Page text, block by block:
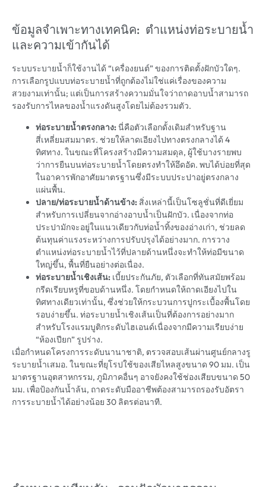
ข้อมูลจำเพาะทางเทคนิค: ตำแหน่งท่อระบายน้ำ
และความเข้ากันได้
ระบบระบายน้ำก็ใช้งานได้ “เครื่องยนต์” ของการติดตั้งฝักบัวใดๆ.
การเลือกรูปแบบท่อระบายน้ำที่ถูกต้องไม่ใช่แค่เรื่องของความ
สวยงามเท่านั้น; แต่เป็นการสร้างความมั่นใจว่าถาดอาบน้ำสามารถ
รองรับการไหลของน้ำแรงดันสูงโดยไม่ต้องรวมตัว.
ท่อระบายน้ำตรงกลาง:นี่คือตัวเลือกดั้งเดิมสำหรับฐาน
สี่เหลี่ยมสมมาตร. ช่วยให้ลาดเอียงไปทางตรงกลางได้ 4
ทิศทาง. ในขณะที่โครงสร้างมีความสมดุล, ผู้ใช้บางรายพบ
ว่าการยืนบนท่อระบายน้ำโดยตรงทำให้อึดอัด. พบได้บ่อยที่สุด
ในอาคารพักอาศัยมาตรฐานซึ่งมีระบบประปาอยู่ตรงกลาง
แผ่นพื้น.
ปลาย/ท่อระบายน้ำด้านข้าง: สิ่งเหล่านี้เป็นโซลูชั่นที่ดีเยี่ยม
สำหรับการเปลี่ยนจากอ่างอาบน้ำเป็นฝักบัว. เนื่องจากท่อ
ประปามักจะอยู่ในแนวเดียวกับท่อน้ำทิ้งของอ่างเก่า, ช่วยลด
ต้นทุนค่าแรงระหว่างการปรับปรุงได้อย่างมาก. การวาง
ตำแหน่งท่อระบายน้ำไว้ที่ปลายด้านหนึ่งจะทำให้ท่อมีขนาด
ใหญ่ขึ้น, พื้นที่ยืนอย่างต่อเนื่อง.
ท่อระบายน้ำเชิงเส้น: เบี้ยประกันภัย, ตัวเลือกที่ทันสมัยพร้อม
กรีดเรียบหรูที่ขอบด้านหนึ่ง. โดยกำหนดให้ถาดเอียงไปใน
ทิศทางเดียวเท่านั้น, ซึ่งช่วยให้กระบวนการปูกระเบื้องพื้นโดย
รอบง่ายขึ้น. ท่อระบายน้ำเชิงเส้นเป็นที่ต้องการอย่างมาก
สำหรับโรงแรมบูติกระดับไฮเอนด์เนื่องจากมีความเรียบง่าย
“ห้องเปียก” รูปร่าง.
เมื่อกำหนดโครงการระดับนานาชาติ, ตรวจสอบเส้นผ่านศูนย์กลางรู
ระบายน้ำเสมอ. ในขณะที่ยุโรปใช้ของเสียไหลสูงขนาด 90 มม. เป็น
มาตรฐานอุตสาหกรรม, ภูมิภาคอื่นๆ อาจยังคงใช้ช่องเสียบขนาด 50
มม. เพื่อป้องกันน้ำล้น, ถาดระดับมืออาชีพต้องสามารถรองรับอัตรา
การระบายน้ำได้อย่างน้อย 30 ลิตรต่อนาที.